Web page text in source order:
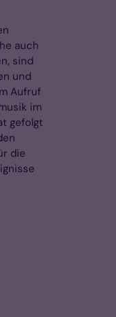
auch
sind
und
Aufruf
im
gefolgt
die